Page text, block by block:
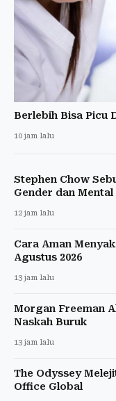
Berlebih Bisa Picu
10 jam lalu
Stephen Chow
Gender dan Mental
12 jam lalu
Cara Aman
Agustus 2026
13 jam lalu
Morgan Freeman
Naskah Buruk
13 jam lalu
The Odyssey
Office Global